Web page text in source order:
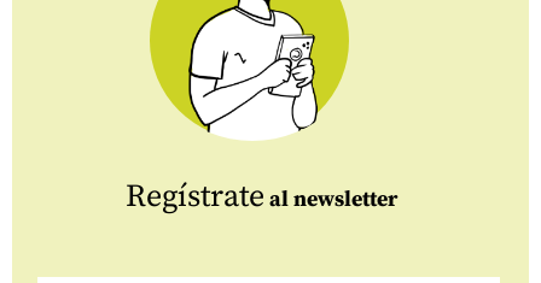
Regístrate al newsletter